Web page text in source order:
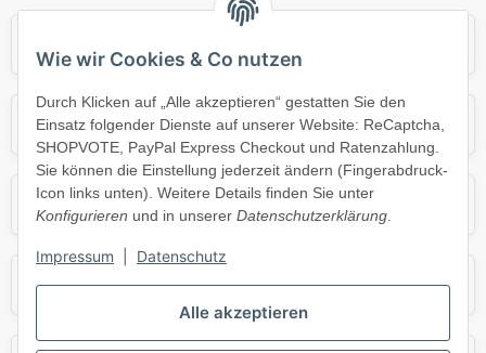
Alle akzeptieren
Wie wir Cookies & Co nutzen
Durch Klicken auf „Alle akzeptieren“ gestatten Sie den
Einsatz folgender Dienste auf unserer Website: ReCaptcha,
SHOPVOTE, PayPal Express Checkout und Ratenzahlung.
Sie können die Einstellung jederzeit ändern (Fingerabdruck-
Icon links unten). Weitere Details finden Sie unter
Konfigurieren und in unserer Datenschutzerklärung.
Impressum Datenschutz
Mercedes Mini
Opel Porsche
Skoda Smart